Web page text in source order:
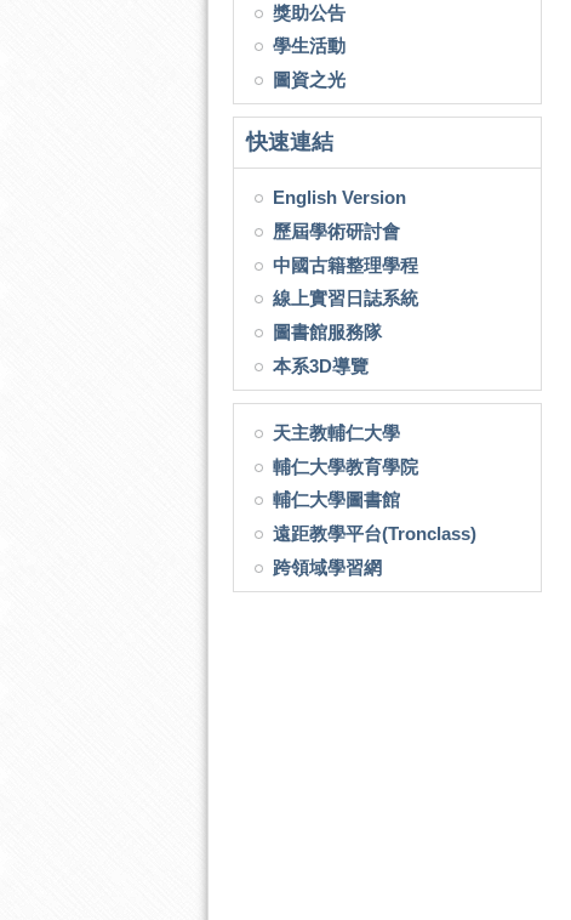
獎助公告
學生活動
圖資之光
快速連結
English Version
歷屆學術研討會
中國古籍整理學程
線上實習日誌系統
圖書館服務隊
本系3D導覽
天主教輔仁大學
輔仁大學教育學院
輔仁大學圖書館
遠距教學平台(Tronclass)
跨領域學習網